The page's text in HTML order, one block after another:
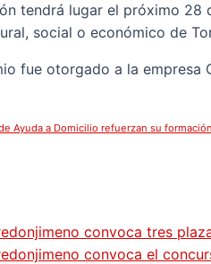
tendrá lugar el próximo 28
social o económico de
fue otorgado a la empresa
Ayuda a Domicilio refuerzan su
convoca tres
convoca el